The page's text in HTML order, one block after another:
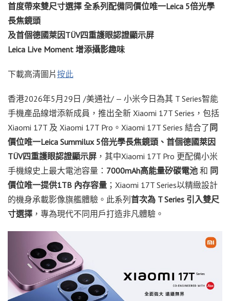
首度帶來雙尺寸選擇 全系列配備同價位唯一Leica 5倍光學
長焦鏡頭
及首個德國萊因TÜV四重護眼認證顯示屏
Leica Live Moment 增添攝影趣味
下載高清圖片按此
香港2026年5月29日 /美通社/ — 小米今日為其 T Series智能
手機產品線增添新成員，推出全新 Xiaomi 17T Series，包括
Xiaomi 17T 及 Xiaomi 17T Pro。Xiaomi 17T Series 結合了同
價位唯一Leica Summilux 5倍光學長焦鏡頭、首個德國萊因
TÜV四重護眼認證顯示屏 ，其中Xiaomi 17T Pro 更配備小米
手機線史上最大電池容量： 7000mAh高能量矽碳電池 和 同
價位唯一提供1TB 內存容量 ；Xiaomi 17T Series以精緻設計
的機身承載影像旗艦體驗。此系列首次為 T Series 引入雙尺
寸選擇 ，專為現代不同用戶打造非凡體驗。